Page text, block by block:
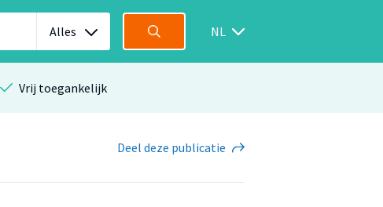
Alles NL
Vrij toegankelijk
Deel deze publicatie